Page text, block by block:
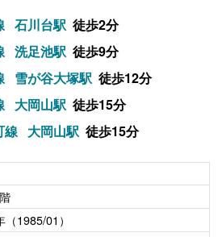
石川台駅 徒歩2分
洗足池駅 徒歩9分
雪が谷大塚駅 徒歩12分
大岡山駅 徒歩15分
線 大岡山駅 徒歩15分
（1985/01）